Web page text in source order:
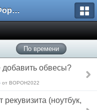
ARMA3.RU Форум
По времени
добавить обвесы?
от BOPOH2022
рекувизита (ноутбук,